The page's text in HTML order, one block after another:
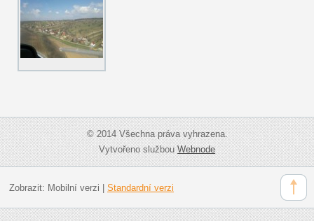
© 2014 Všechna práva vyhrazena.
Vytvořeno službouWebnode
Zobrazit: Mobilní verzi Standardní verzi